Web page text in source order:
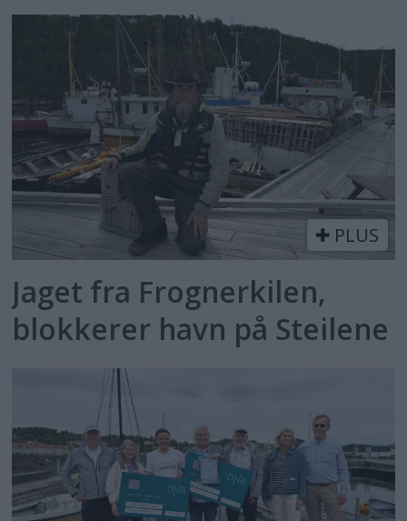
PLUS
Jaget fra Frognerkilen,
blokkerer havn på Steilene